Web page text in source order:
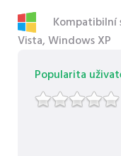
Kompatibilní
Vista, Windows XP
Popularita